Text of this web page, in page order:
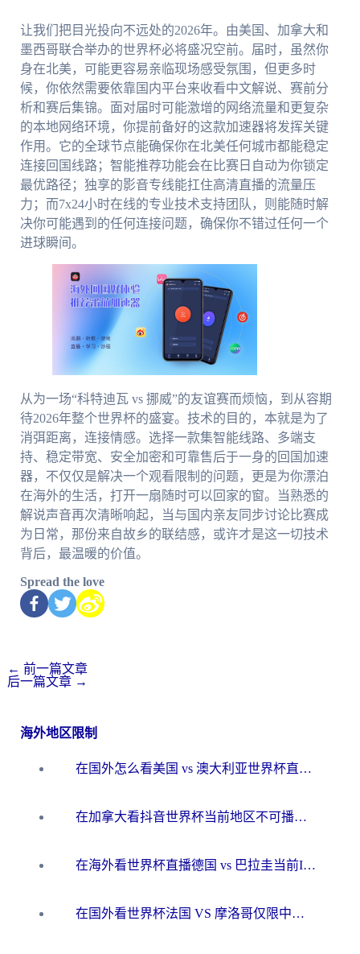
让我们把目光投向不远处的2026年。由美国、加拿大和
墨西哥联合举办的世界杯必将盛况空前。届时，虽然你
身在北美，可能更容易亲临现场感受氛围，但更多时
候，你依然需要依靠国内平台来收看中文解说、赛前分
析和赛后集锦。面对届时可能激增的网络流量和更复杂
的本地网络环境，你提前备好的这款加速器将发挥关键
作用。它的全球节点能确保你在北美任何城市都能稳定
连接回国线路；智能推荐功能会在比赛日自动为你锁定
最优路径；独享的影音专线能扛住高清直播的流量压
力；而7x24小时在线的专业技术支持团队，则能随时解
决你可能遇到的任何连接问题，确保你不错过任何一个
进球瞬间。
从为一场“科特迪瓦 vs 挪威”的友谊赛而烦恼，到从容期
待2026年整个世界杯的盛宴。技术的目的，本就是为了
消弭距离，连接情感。选择一款集智能线路、多端支
持、稳定带宽、安全加密和可靠售后于一身的回国加速
器，不仅仅是解决一个观看限制的问题，更是为你漂泊
在海外的生活，打开一扇随时可以回家的窗。当熟悉的
解说声音再次清晰响起，当与国内亲友同步讨论比赛成
为日常，那份来自故乡的联结感，或许才是这一切技术
背后，最温暖的价值。
Spread the love
← 前一篇文章
后一篇文章 →
海外地区限制
在国外怎么看美国 vs 澳大利亚世界杯直播？海外党必藏的中文解说观赛指南
在加拿大看抖音世界杯当前地区不可播放？海外党体育观赛终极指南
在海外看世界杯直播德国 vs 巴拉圭当前IP受限制？这篇指南帮你轻松解决地区限制
在国外看世界杯法国 VS 摩洛哥仅限中国大陆？别让地域限制拦下你的欢呼